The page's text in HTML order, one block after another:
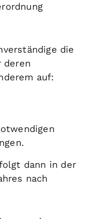
die
deren
auf:
dann in der
nach